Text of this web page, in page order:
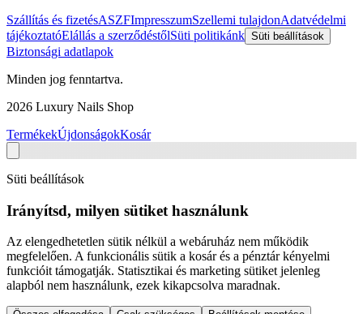
Szállítás és fizetésASZFImpresszumSzellemi tulajdonAdatvédelmi
tájékoztatóElállás a szerződéstőlSüti politikánk Süti beállítások
Biztonsági adatlapok
Minden jog fenntartva.
2026 Luxury Nails Shop
TermékekÚjdonságokKosár
Süti beállítások
Irányítsd, milyen sütiket használunk
Az elengedhetetlen sütik nélkül a webáruház nem működik
megfelelően. A funkcionális sütik a kosár és a pénztár kényelmi
funkcióit támogatják. Statisztikai és marketing sütiket jelenleg
alapból nem használunk, ezek kikapcsolva maradnak.